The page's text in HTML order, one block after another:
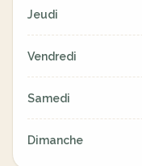
Jeudi
Vendredi
Samedi
Dimanche